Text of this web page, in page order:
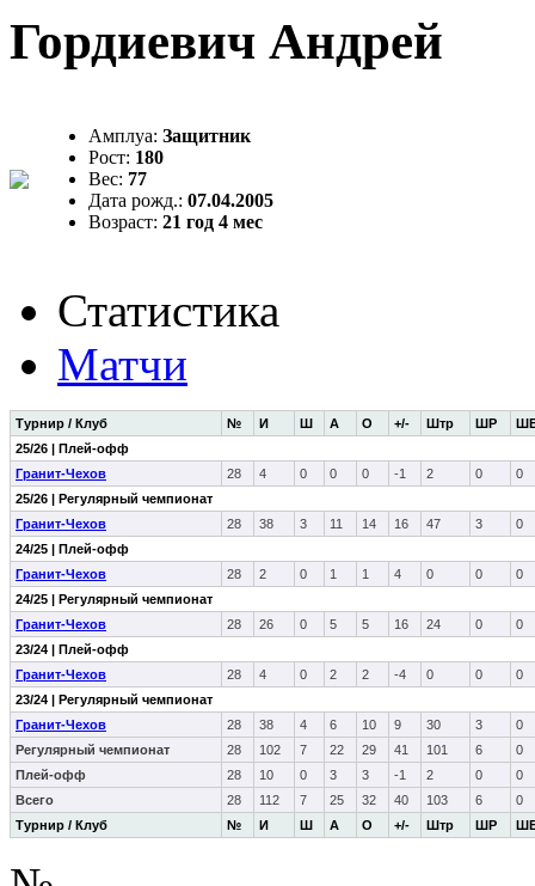
Гордиевич Андрей
Амплуа: Защитник
Рост: 180
Вес: 77
Дата рожд.: 07.04.2005
Возраст: 21 год 4 мес
Статистика
Матчи
Турнир / Клуб № И Ш А О +/- Штр ШР
Турнир / Клуб № И Ш А О +/- Штр ШР
25/26 | Плей-офф
Гранит-Чехов
28 4 0 0 0 -1 2 0
0
25/26 | Регулярный чемпионат
Гранит-Чехов
28 38 3 11 14 16 47 3
0
24/25 | Плей-офф
Гранит-Чехов
28 2 0 1 1 4 0 0
0
24/25 | Регулярный чемпионат
Гранит-Чехов
28 26 0 5 5 16 24 0
0
23/24 | Плей-офф
Гранит-Чехов
28 4 0 2 2 -4 0 0
0
23/24 | Регулярный чемпионат
Гранит-Чехов
28 38 4 6 10 9 30 3
0
Регулярный чемпионат
28 102 7 22 29 41 101 6
0
Плей-офф
28 10 0 3 3 -1 2 0
0
Всего
28 112 7 25 32 40 103 6 0